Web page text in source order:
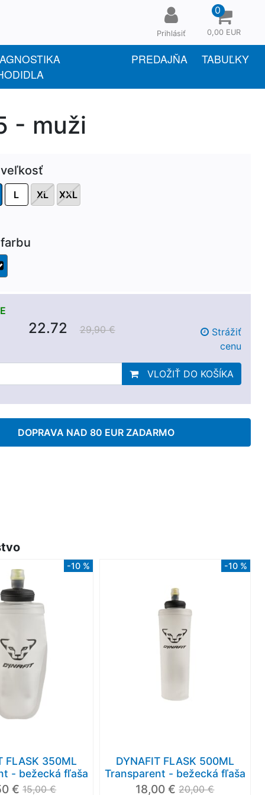
Prihlásiť
0
0,00 EUR
PREDAJŇA TABUĽKY
- muži
L XL XXL
22.72 29,90 €
Strážiť
cenu
VLOŽIŤ DO KOŠÍKA
DOPRAVA NAD 80 EUR ZADARMO
Nové
-10 %
FLASK 350ML
- bežecká fľaša
€ 15,00 €
-10 %
DYNAFIT FLASK 500ML
Transparent - bežecká fľaša
18,00 € 20,00 €